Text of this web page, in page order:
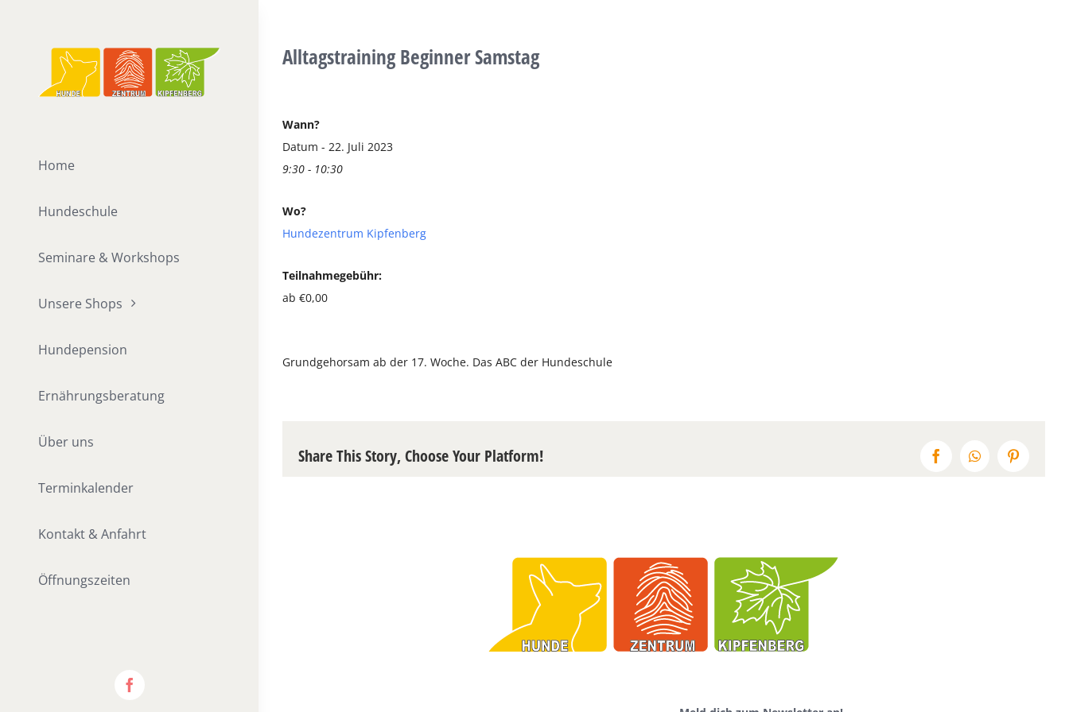
Home
Hundeschule
Seminare & Workshops
Unsere Shops
Hundepension
Ernährungsberatung
Über uns
Terminkalender
Kontakt & Anfahrt
Öffnungszeiten
Alltagstraining Beginner Samstag
Wann?
Datum - 22. Juli 2023
9:30 - 10:30
Wo?
Hundezentrum Kipfenberg
Teilnahmegebühr:
ab €0,00
Grundgehorsam ab der 17. Woche. Das ABC der Hundeschule
Share This Story, Choose Your Platform! FacebookWhatsAppPinterest